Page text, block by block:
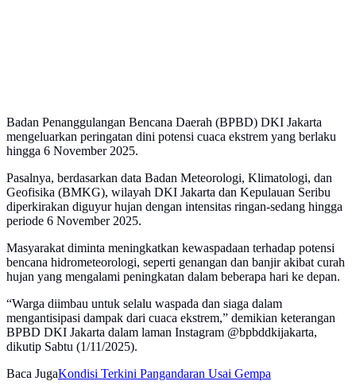
Badan Penanggulangan Bencana Daerah (BPBD) DKI Jakarta
mengeluarkan peringatan dini potensi cuaca ekstrem yang berlaku
hingga 6 November 2025.
Pasalnya, berdasarkan data Badan Meteorologi, Klimatologi, dan
Geofisika (BMKG), wilayah DKI Jakarta dan Kepulauan Seribu
diperkirakan diguyur hujan dengan intensitas ringan-sedang hingga
periode 6 November 2025.
Masyarakat diminta meningkatkan kewaspadaan terhadap potensi
bencana hidrometeorologi, seperti genangan dan banjir akibat curah
hujan yang mengalami peningkatan dalam beberapa hari ke depan.
“Warga diimbau untuk selalu waspada dan siaga dalam
mengantisipasi dampak dari cuaca ekstrem,” demikian keterangan
BPBD DKI Jakarta dalam laman Instagram @bpbddkijakarta,
dikutip Sabtu (1/11/2025).
Baca JugaKondisi Terkini Pangandaran Usai Gempa